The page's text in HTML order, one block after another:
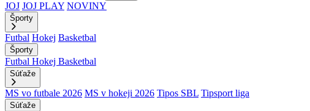
JOJ JOJ PLAY NOVINY
Športy
Futbal Hokej Basketbal
Športy
Futbal Hokej Basketbal
Súťaže
MS vo futbale 2026 MS v hokeji 2026 Tipos SBL Tipsport liga
Súťaže